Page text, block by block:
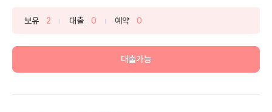
보유 2 대출 0 예약 0
대출가능